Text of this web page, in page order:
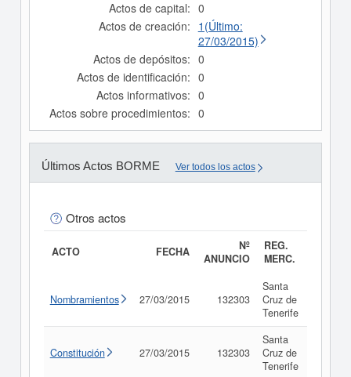
Actos de capital: 0
Actos de creación: 1(Último:
27/03/2015)
Actos de depósitos: 0
Actos de identificación: 0
Actos informativos: 0
Actos sobre procedimientos: 0
Últimos Actos BORME Ver todos los actos
Otros actos
ACTO FECHA
Nº
ANUNCIO
REG.
MERC.
Nombramientos 27/03/2015 132303
Santa
Cruz de
Tenerife
Constitución 27/03/2015 132303
Santa
Cruz de
Tenerife